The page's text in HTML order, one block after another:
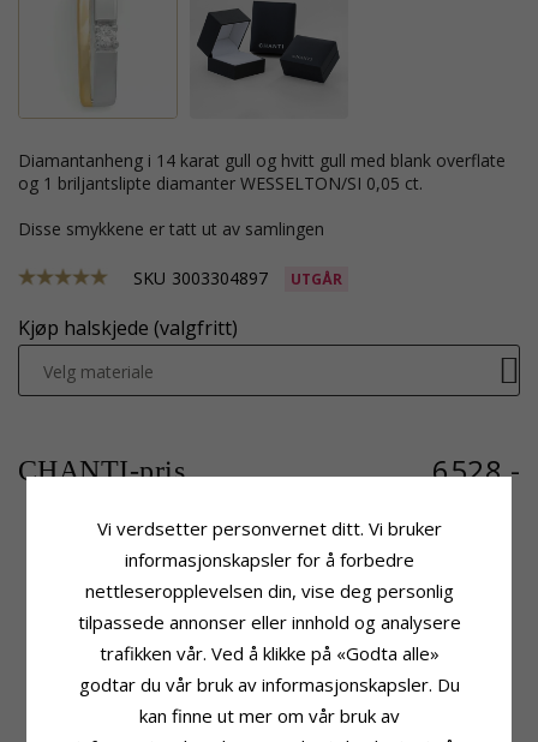
diamantanheng i 14 karat gull og hvitt gull med blank overflate
og 1 briljantslipte diamanter WESSELTON/SI 0,05 ct.
Disse smykkene er tatt ut av samlingen
SKU 3003304897 UTGÅR
Kjøp halskjede (valgfritt)
Velg materiale
CHANTI-pris 6528,-
Produktinformasjon
Diamantanheng
14
Edelmetall:Gull Og Hvitt Gull
Overflate:Blank
Stein
Antall:
Sliping:Briljantslipt
Stein: Diamant
Diamantfarge:Wesselton
Diamantklarhet:
SI
Karat: 0,05
Vi verdsetter personvernet ditt. Vi bruker
informasjonskapsler for å forbedre
nettleseropplevelsen din, vise deg personlig
tilpassede annonser eller innhold og analysere
trafikken vår. Ved å klikke på «Godta alle»
godtar du vår bruk av informasjonskapsler. Du
kan finne ut mer om vår bruk av